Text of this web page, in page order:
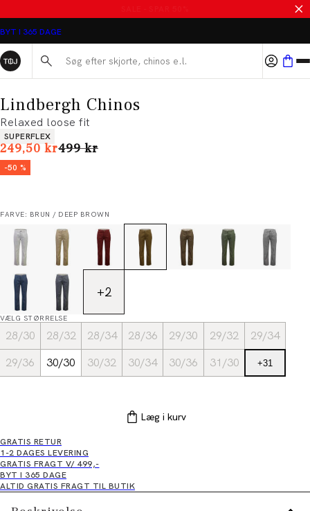
BYT I 365 DAGE
Søg her...
Lindbergh Chinos
Relaxed loose fit
Produkt egenskaber
SUPERFLEX
249,50 krI alt (uden rabat)
499 kr
-50 %
FARVE: BRUN / DEEP BROWN
+2
VÆLG STØRRELSE
28/30 28/32 28/34 28/36 29/30 29/32
29/34
29/36
30/30 30/32 30/34 30/36 31/30 +31
Læg i kurv
GRATIS RETUR
1-2 DAGES LEVERING
GRATIS FRAGT V/ 499,-
BYT I 365 DAGE
ALTID GRATIS FRAGT TIL BUTIK